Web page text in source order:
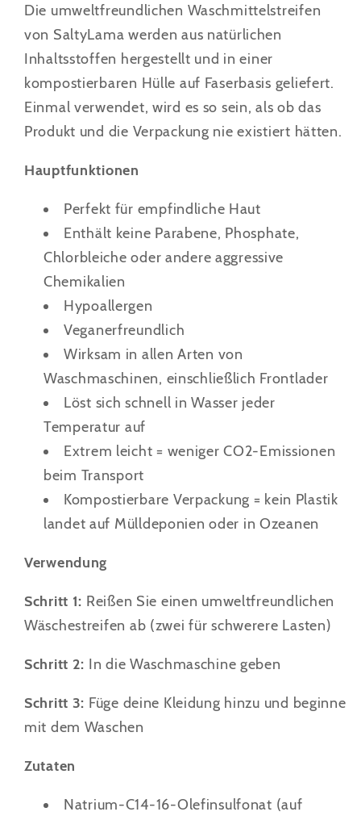
Die umweltfreundlichen Waschmittelstreifen
von SaltyLama werden aus natürlichen
Inhaltsstoffen hergestellt und in einer
kompostierbaren Hülle auf Faserbasis geliefert.
Einmal verwendet, wird es so sein, als ob das
Produkt und die Verpackung nie existiert hätten.
Hauptfunktionen
Perfekt für empfindliche Haut
Enthält keine Parabene, Phosphate,
Chlorbleiche oder andere aggressive
Chemikalien
Hypoallergen
Veganerfreundlich
Wirksam in allen Arten von
Waschmaschinen, einschließlich Frontlader
Löst sich schnell in Wasser jeder
Temperatur auf
Extrem leicht = weniger CO2-Emissionen
beim Transport
Kompostierbare Verpackung = kein Plastik
landet auf Mülldeponien oder in Ozeanen
Verwendung
Schritt 1: Reißen Sie einen umweltfreundlichen
Wäschestreifen ab (zwei für schwerere Lasten)
Schritt 2: In die Waschmaschine geben
Schritt 3: Füge deine Kleidung hinzu und beginne
mit dem Waschen
Zutaten
Natrium-C14-16-Olefinsulfonat (auf